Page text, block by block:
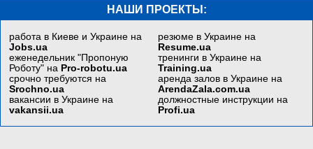
НАШИ ПРОЕКТЫ:
работа в Киеве и Украине на
Jobs.ua
еженедельник "Пропоную
Роботу" на Pro-robotu.ua
срочно требуются на
Srochno.ua
вакансии в Украине на
vakansii.ua
резюме в Украине на
Resume.ua
тренинги в Украине на
Training.ua
аренда залов в Украине на
ArendaZala.com.ua
должностные инструкции на
Profi.ua